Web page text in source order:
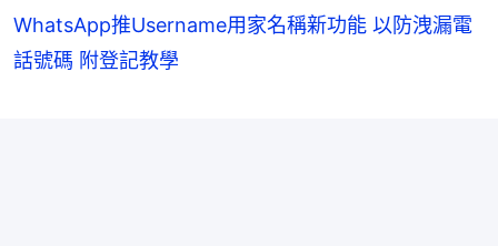
WhatsApp推Username用家名稱新功能 以防洩漏電
話號碼 附登記教學